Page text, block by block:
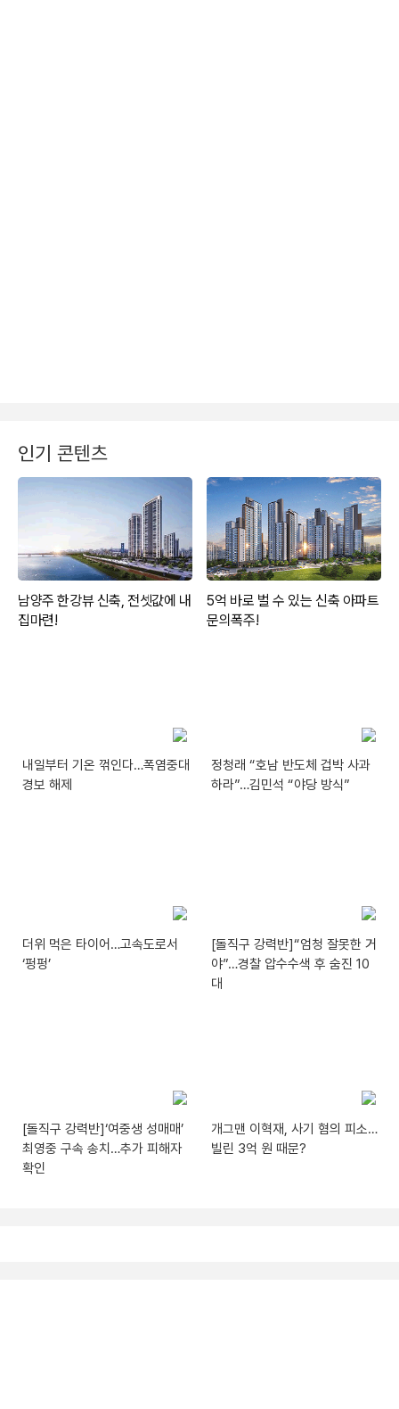
인기 콘텐츠
내일부터 기온 꺾인다…폭염중대
경보 해제
정청래 “호남 반도체 겁박 사과
하라”…김민석 “야당 방식”
더위 먹은 타이어…고속도로서
‘펑펑’
[돌직구 강력반]“엄청 잘못한 거
야”…경찰 압수수색 후 숨진 10
대
[돌직구 강력반]‘여중생 성매매’
최영중 구속 송치…추가 피해자
확인
개그맨 이혁재, 사기 혐의 피소…
빌린 3억 원 때문?